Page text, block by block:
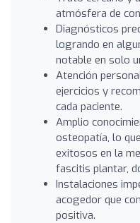
atmósfera de
Diagnósticos
logrando en
notable en solo
Atención
ejercicios y
cada paciente.
Amplio
osteopatía, lo
exitosos en la
fascitis plantar,
Instalaciones
acogedor que
positiva.